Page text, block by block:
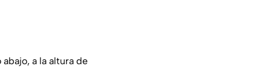
a la altura de